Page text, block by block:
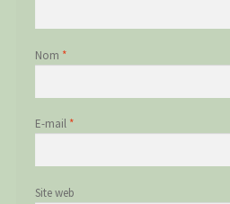
Nom *
E-mail *
Site web